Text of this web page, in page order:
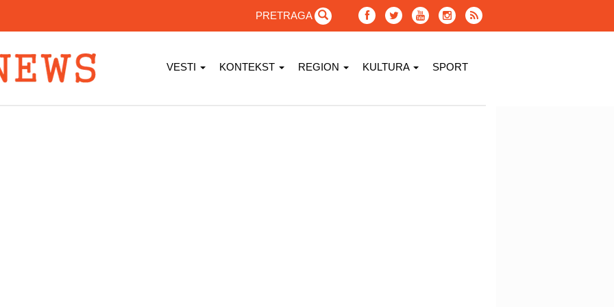
PRETRAGA
VESTI KONTEKST REGION KULTURA SPORT